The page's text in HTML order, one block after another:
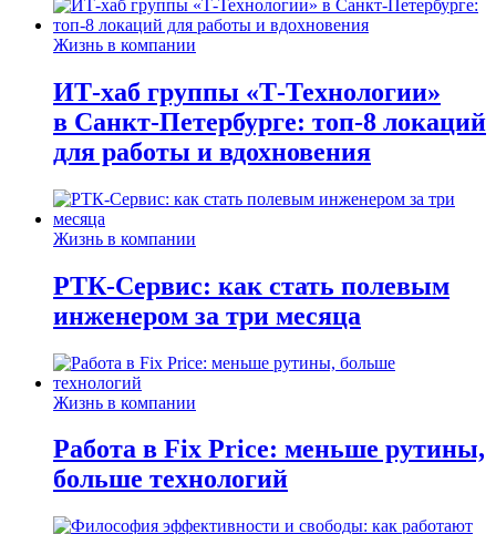
Жизнь в компании
ИТ-хаб группы «Т-Технологии»
в Санкт-Петербурге: топ-8 локаций
для работы и вдохновения
Жизнь в компании
РТК-Сервис: как стать полевым
инженером за три месяца
Жизнь в компании
Работа в Fix Price: меньше рутины,
больше технологий